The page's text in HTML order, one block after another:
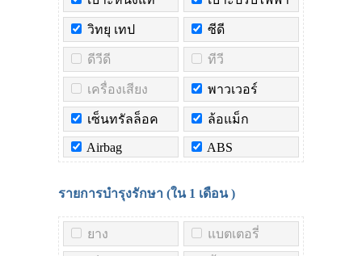
วิทยุ เทป ซีดี
ดีวีดี ทีวี
เครื่องเสียง พาวเวอร์
เซ็นทรัลล็อค ล้อแม็ก
Airbag ABS
รายการบำรุงรักษา (ใน 1 เดือน)
ยาง แบตเตอรี่